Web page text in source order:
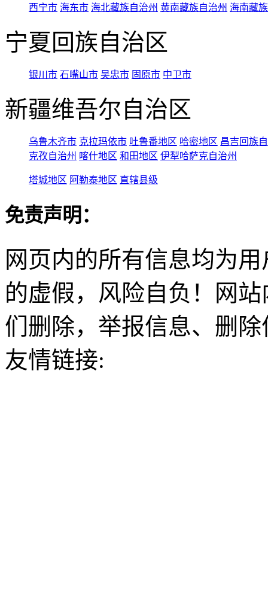
西宁市 海东市 海北藏族自治州 黄南藏族自治州 海南藏
宁夏回族自治区
银川市 石嘴山市 吴忠市 固原市 中卫市
新疆维吾尔自治区
乌鲁木齐市 克拉玛依市 吐鲁番地区 哈密地区 昌吉回族
克孜自治州 喀什地区 和田地区 伊犁哈萨克自治州
塔城地区 阿勒泰地区 直辖县级
免责声明：
网页内的所有信息均为
的虚假，风险自负！网
们删除，举报信息、删
友情链接: